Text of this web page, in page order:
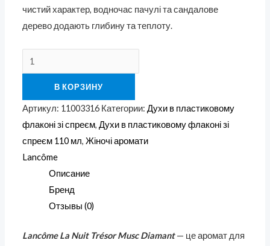
чистий характер, водночас пачулі та сандалове
дерево додають глибину та теплоту.
В КОРЗИНУ
Артикул: 11003316 Категории:Духи в пластиковому
флаконі зі спреєм,Духи в пластиковому флаконі зі
спреєм 110 мл,Жіночі аромати
Lancôme
Описание
Бренд
Отзывы (0)
Lancôme La Nuit Trésor Musc Diamant — це аромат для